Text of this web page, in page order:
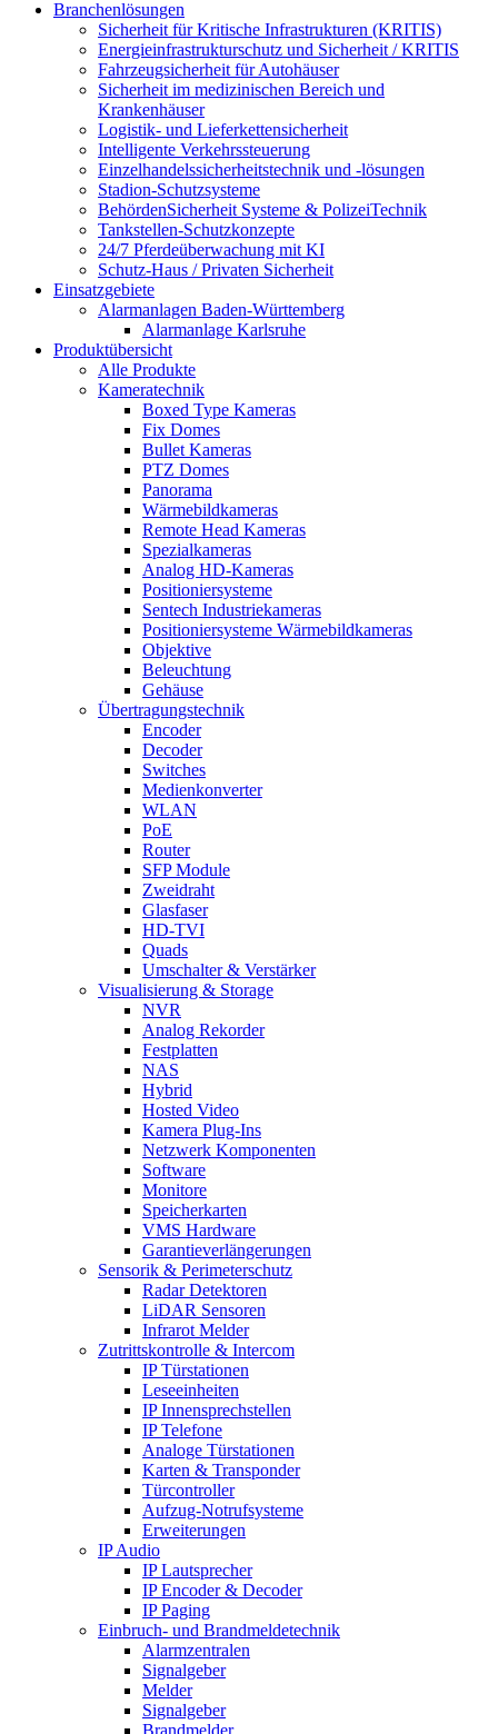
Branchenlösungen
Sicherheit für Kritische Infrastrukturen (KRITIS)
Energieinfrastrukturschutz und Sicherheit / KRITIS
Fahrzeugsicherheit für Autohäuser
Sicherheit im medizinischen Bereich und
Krankenhäuser
Logistik- und Lieferkettensicherheit
Intelligente Verkehrssteuerung
Einzelhandelssicherheitstechnik und -lösungen
Stadion-Schutzsysteme
BehördenSicherheit Systeme & PolizeiTechnik
Tankstellen-Schutzkonzepte​
24/7 Pferdeüberwachung mit KI
Schutz-Haus / Privaten Sicherheit
Einsatzgebiete
Alarmanlagen Baden-Württemberg
Alarmanlage Karlsruhe
Produktübersicht
Alle Produkte
Kameratechnik
Boxed Type Kameras
Fix Domes
Bullet Kameras
PTZ Domes
Panorama
Wärmebildkameras
Remote Head Kameras
Spezialkameras
Analog HD-Kameras
Positioniersysteme
Sentech Industriekameras
Positioniersysteme Wärmebildkameras
Objektive
Beleuchtung
Gehäuse
Übertragungstechnik
Encoder
Decoder
Switches
Medienkonverter
WLAN
PoE
Router
SFP Module
Zweidraht
Glasfaser
HD-TVI
Quads
Umschalter & Verstärker
Visualisierung & Storage
NVR
Analog Rekorder
Festplatten
NAS
Hybrid
Hosted Video
Kamera Plug-Ins
Netzwerk Komponenten
Software
Monitore
Speicherkarten
VMS Hardware
Garantieverlängerungen
Sensorik & Perimeterschutz
Radar Detektoren
LiDAR Sensoren
Infrarot Melder
Zutrittskontrolle & Intercom
IP Türstationen
Leseeinheiten
IP Innensprechstellen
IP Telefone
Analoge Türstationen
Karten & Transponder
Türcontroller
Aufzug-Notrufsysteme
Erweiterungen
IP Audio
IP Lautsprecher
IP Encoder & Decoder
IP Paging
Einbruch- und Brandmeldetechnik
Alarmzentralen
Signalgeber
Melder
Signalgeber
Brandmelder